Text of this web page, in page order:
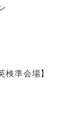
準会場】